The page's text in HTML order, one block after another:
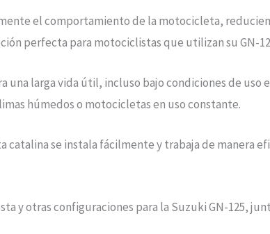
el comportamiento de la motocicleta,
perfecta para motociclistas que utilizan su GN-
una larga vida útil, incluso bajo condiciones de uso
húmedos o motocicletas en uso constante.
catalina se instala fácilmente y trabaja de manera
y otras configuraciones para la Suzuki GN-125,